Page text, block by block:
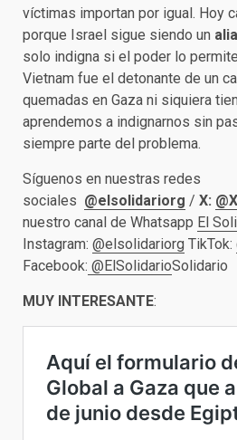
víctimas importan por igual. Hoy
porque Israel sigue siendo un
solo indigna si el poder lo
Vietnam fue el detonante de un
quemadas en Gaza ni siquiera
aprendemos a indignarnos sin
siempre parte del problema.
Síguenos en nuestras redes
sociales @elsolidariorg / X:
nuestro canal de Whatsapp El
Instagram: @elsolidariorg TikTok:
Facebook: @ElSolidarioSolidario
MUY INTERESANTE: